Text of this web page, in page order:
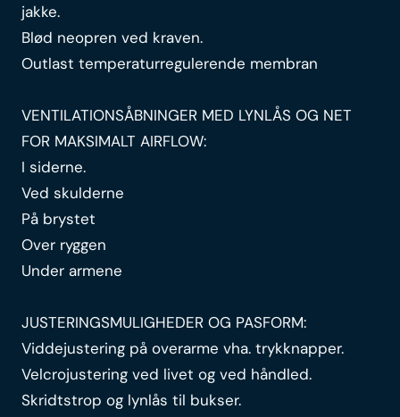
jakke.
Blød neopren ved kraven.
Outlast temperaturregulerende membran
VENTILATIONSÅBNINGER MED LYNLÅS OG NET
FOR MAKSIMALT AIRFLOW:
I siderne.
Ved skulderne
På brystet
Over ryggen
Under armene
JUSTERINGSMULIGHEDER OG PASFORM:
Viddejustering på overarme vha. trykknapper.
Velcrojustering ved livet og ved håndled.
Skridtstrop og lynlås til bukser.